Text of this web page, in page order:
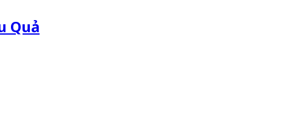
Quả